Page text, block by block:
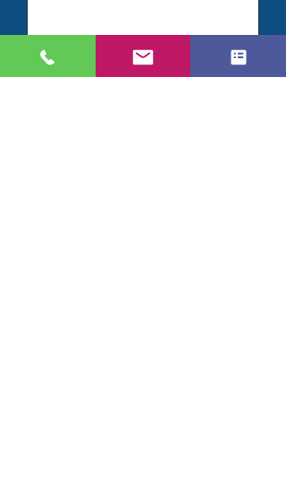
En validant ce formulaire,
j'accepte que mes informations